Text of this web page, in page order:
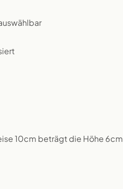
10cm beträgt die Höhe 6cm